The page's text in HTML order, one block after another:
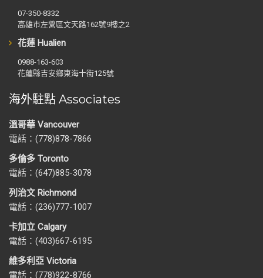
07-350-8332
高雄市左營區文天路162號9樓之2
花蓮 Hualien
0988-163-603
花蓮縣吉安鄉東海十街125號
海外駐點 Associates
溫哥華 Vancouver
電話：(778)878-7866
多倫多 Toronto
電話：(647)885-3078
列治文 Richmond
電話：(236)777-1007
卡加立 Calgary
電話：(403)667-6195
維多利亞 Victoria
電話：(778)922-8766